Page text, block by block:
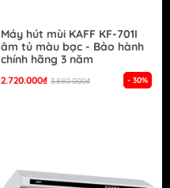
- 30%
Máy hút mùi KAFF KF-701I
âm tủ màu bạc - Bảo hành
chính hãng 3 năm
2.720.000₫ 3.880.000₫